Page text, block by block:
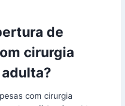
de
cirurgia
com cirurgia